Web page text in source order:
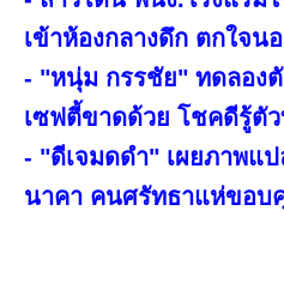
เข้าห้องกลางดึก ตกใจน
- "หนุ่ม กรรชัย" ทดลอง
เซฟตี้ขาดด้วย โชคดีรู้ตั
- "ดีเจมดดำ" เผยภาพแ
นาคา คนศรัทธาแห่ขอ